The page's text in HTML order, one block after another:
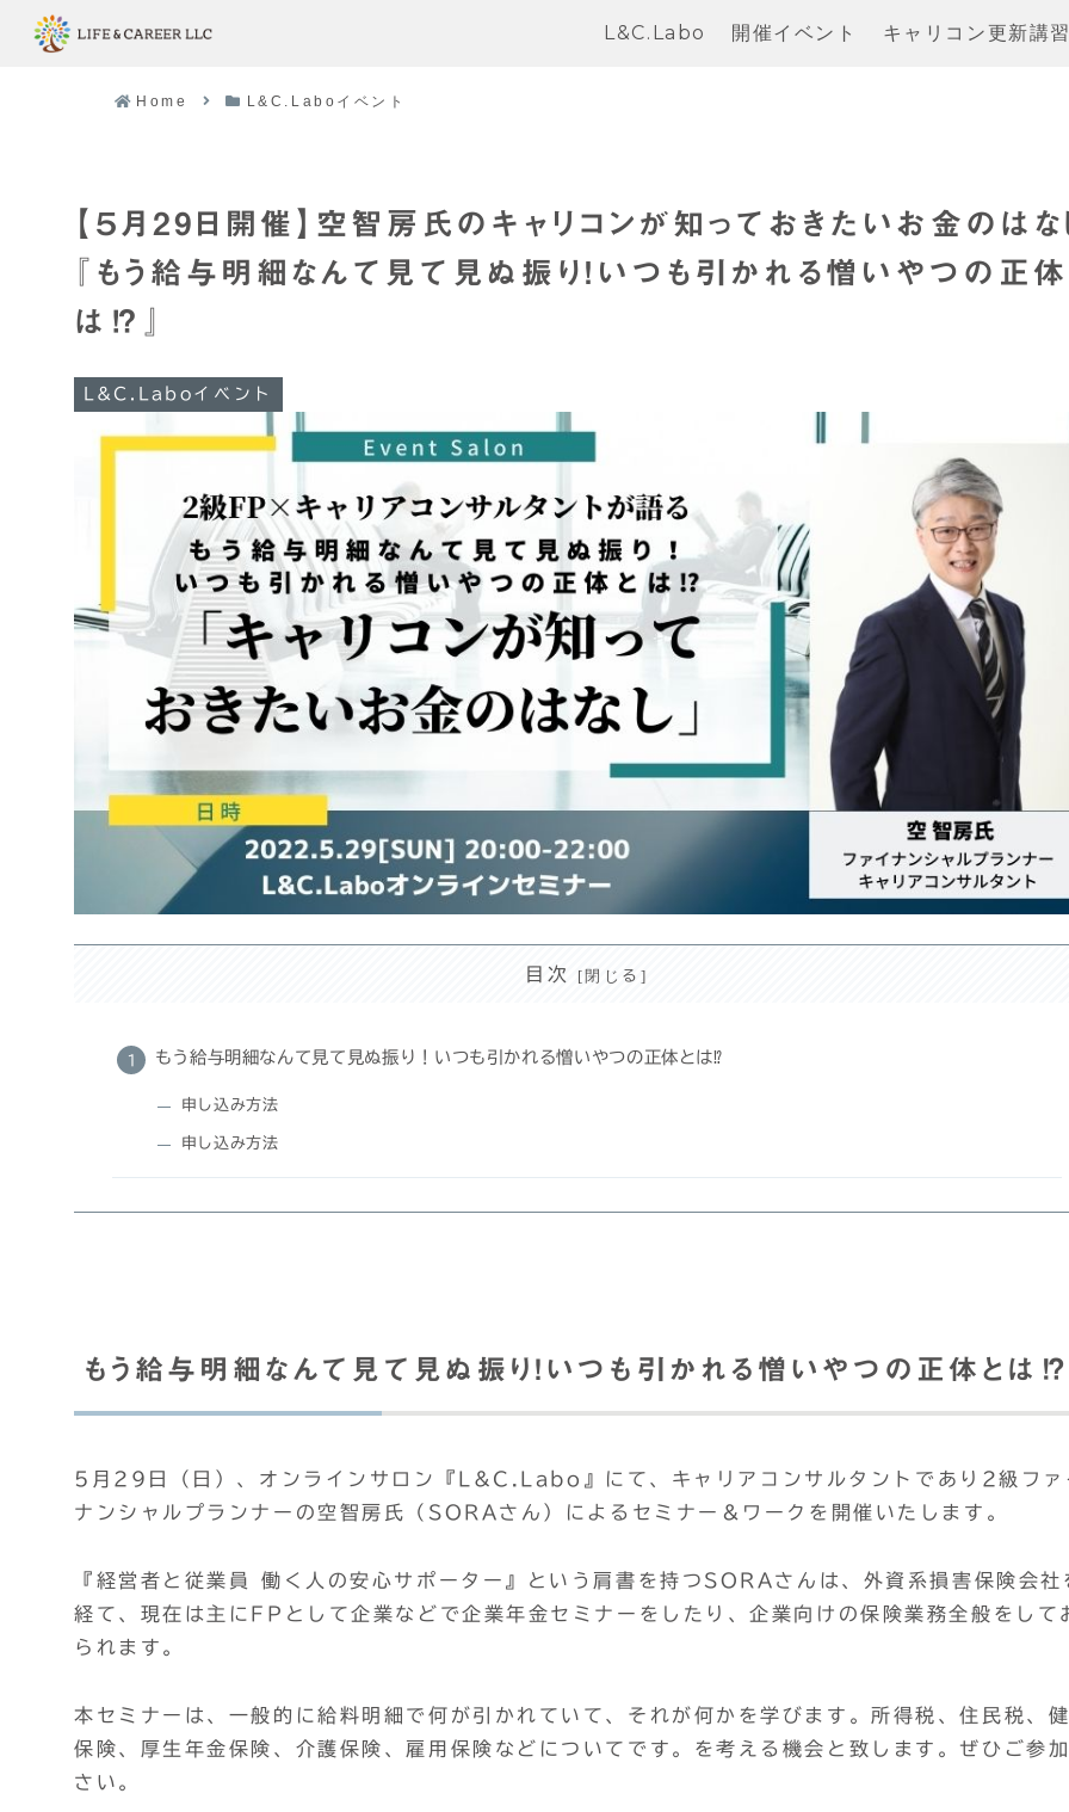
L&C.Labo 開催イベント キャリコン更新講習
Home L&C.Laboイベント
【５月29日開催】空智房氏のキャリコンが知っておきたいお⾦のはな
『もう給与明細なんて見て見ぬ振り！いつも引かれる憎いやつの正体
は⁉️』
L&C.Laboイベント
目次
もう給与明細なんて見て見ぬ振り！いつも引かれる憎いやつの正体とは⁉️
申し込み方法
申し込み方法
もう給与明細なんて見て見ぬ振り！いつも引かれる憎いやつの正体とは⁉️
5月29日（日）、オンラインサロン『L&C.Labo』にて、キャリアコンサルタントであり2級ファ
ナンシャルプランナーの空智房氏（SORAさん）によるセミナー＆ワークを開催いたします。
『経営者と従業員 働く人の安心サポーター』という肩書を持つSORAさんは、外資系損害保険会社
経て、現在は主にFPとして企業などで企業年金セミナーをしたり、企業向けの保険業務全般をして
られます。
本セミナーは、一般的に給料明細で何が引かれていて、それが何かを学びます。所得税、住民税、
保険、厚生年金保険、介護保険、雇用保険などについてです。を考える機会と致します。ぜひご参
さい。